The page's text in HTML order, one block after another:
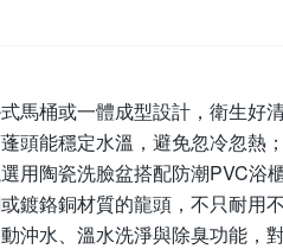
馬桶或一體成型設計，衛生好
頭能穩定水溫，避免忽冷忽熱
用陶瓷洗臉盆搭配防潮PVC浴
鍍鉻銅材質的龍頭，不只耐用
沖水、溫水洗淨與除臭功能，